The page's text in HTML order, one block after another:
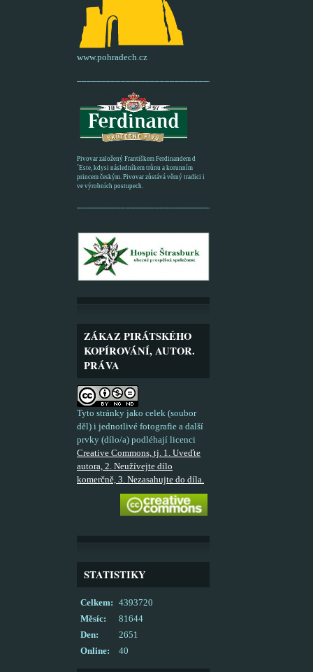
www.pohradech.cz
Pivovar založený Františkem Ferdinandem d
´Este, kdysi následníkem trůnu a korunním
princem českým. Pivovar zůstává věrný tradici i
ve výrobních postupech.
ZÁKAZ PIRÁTSKÉHO
KOPÍROVÁNÍ, AUTOR.
PRÁVA
Tyto stránky jako celek (soubor
děl) i jednotlivé fotografie a další
prvky (dílo/a) podléhají licenci
Creative Commons, tj. 1. Uveďte
autora, 2. Neužívejte dílo
komerčně, 3. Nezasahujte do díla.
STATISTIKY
Online: 40
Celkem:
4393720
Měsíc:
81644
Den:
2651